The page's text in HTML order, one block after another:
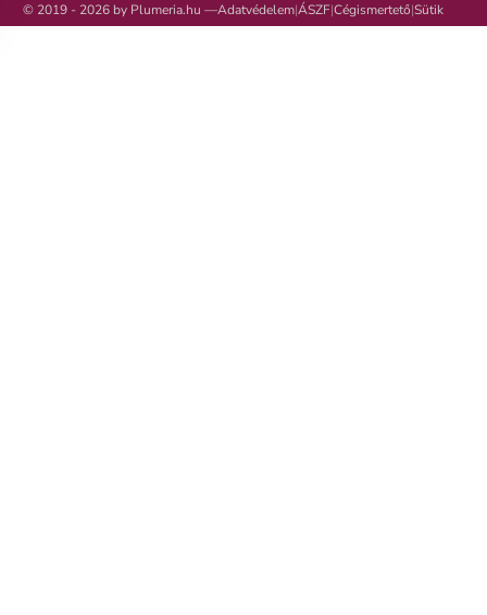
© 2019 - 2026 by Plumeria.hu —Adatvédelem|ÁSZF|Cégismertető|Sütik